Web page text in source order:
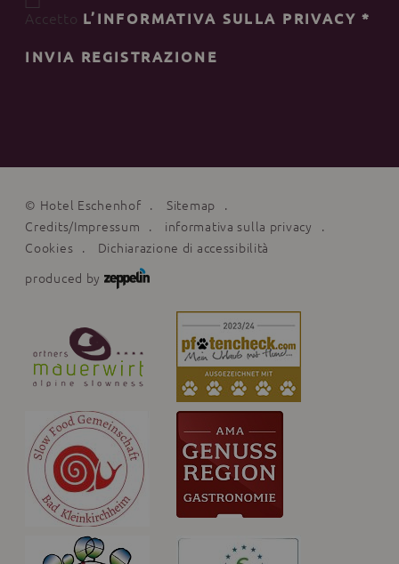
Accetto L’INFORMATIVA SULLA PRIVACY*
INVIA REGISTRAZIONE
© Hotel Eschenhof
Sitemap
Credits/Impressum
informativa sulla privacy
Cookies
Dichiarazione di accessibilità
produced by